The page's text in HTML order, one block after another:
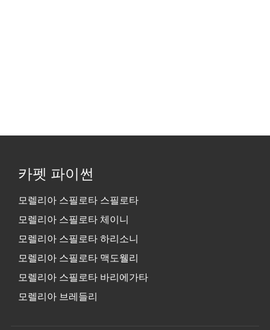
카펫 파이썬
모렐리아 스필로타 스필로타
모렐리아 스필로타 체이니
모렐리아 스필로타 하리소니
모렐리아 스필로타 맥도웰리
모렐리아 스필로타 바리에가타
모렐리아 브레들리